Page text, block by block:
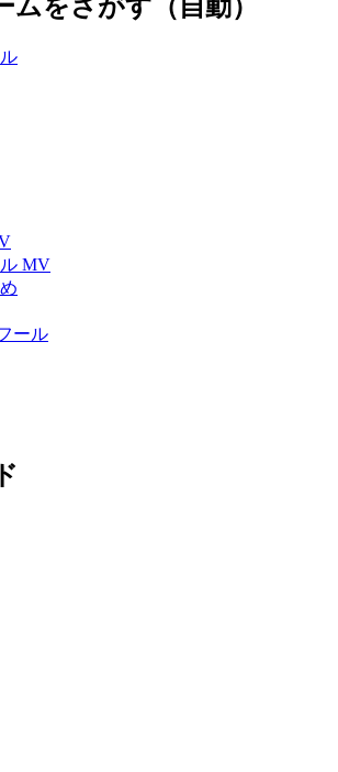
ムをさがす（自動）
MV
ール